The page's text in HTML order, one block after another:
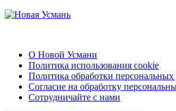
Основное
О Новой Усмани
Политика использования cookie
Политика обработки
Согласие на обработку
Сотрудничайте с нами